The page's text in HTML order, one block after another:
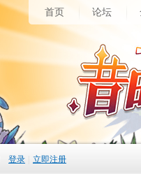
首页 论坛
登录 立即注册